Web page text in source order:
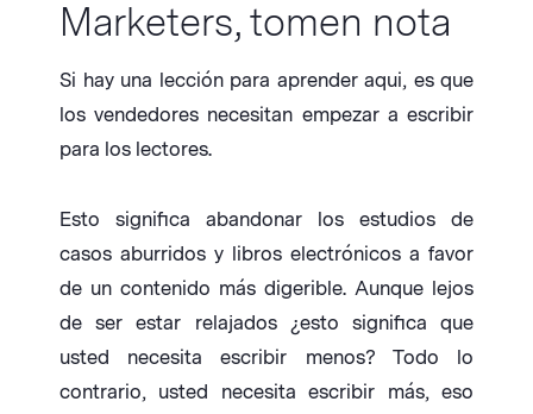
Marketers, tomen nota
Si hay una lección para aprender aqui, es que
los vendedores necesitan empezar a escribir
para los lectores.
Esto significa abandonar los estudios de
casos aburridos y libros electrónicos a favor
de un contenido más digerible. Aunque lejos
de ser estar relajados ¿esto significa que
usted necesita escribir menos? Todo lo
contrario, usted necesita escribir más, eso